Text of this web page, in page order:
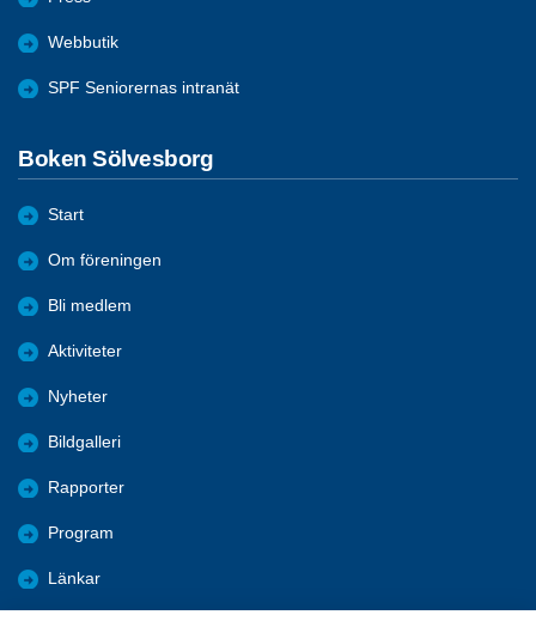
Webbutik
SPF Seniorernas intranät
Boken Sölvesborg
Start
Om föreningen
Bli medlem
Aktiviteter
Nyheter
Bildgalleri
Rapporter
Program
Länkar